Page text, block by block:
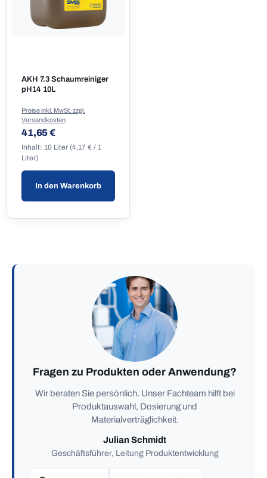
AKH 7.3 Schaumreiniger
pH14 10L
Inhalt: 10 Liter (4,17 € / 1
Liter)
Regulärer Preis:
41,65 €
Preise inkl. MwSt. zzgl.
Versandkosten
In den Warenkorb
Fragen zu Produkten oder Anwendung?
Wir beraten Sie persönlich. Unser Fachteam hilft bei
Produktauswahl, Dosierung und
Materialverträglichkeit.
Julian Schmidt
Geschäftsführer, Leitung Produktentwicklung